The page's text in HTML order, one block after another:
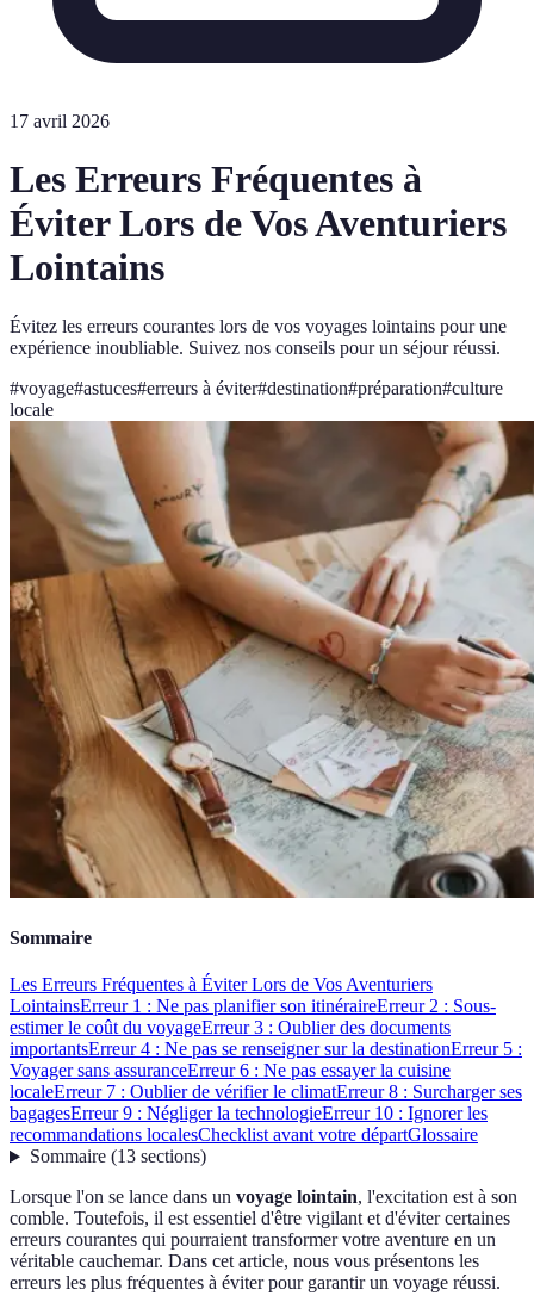
17 avril 2026
Les Erreurs Fréquentes à
Éviter Lors de Vos Aventuriers
Lointains
Évitez les erreurs courantes lors de vos voyages lointains pour une
expérience inoubliable. Suivez nos conseils pour un séjour réussi.
#voyage#astuces#erreurs à éviter#destination#préparation#culture
locale
Sommaire
Les Erreurs Fréquentes à Éviter Lors de Vos Aventuriers
LointainsErreur 1 : Ne pas planifier son itinéraireErreur 2 : Sous-
estimer le coût du voyageErreur 3 : Oublier des documents
importantsErreur 4 : Ne pas se renseigner sur la destinationErreur 5 :
Voyager sans assuranceErreur 6 : Ne pas essayer la cuisine
localeErreur 7 : Oublier de vérifier le climatErreur 8 : Surcharger ses
bagagesErreur 9 : Négliger la technologieErreur 10 : Ignorer les
recommandations localesChecklist avant votre départGlossaire
Sommaire(13 sections)
Lorsque l'on se lance dans un voyage lointain, l'excitation est à son
comble. Toutefois, il est essentiel d'être vigilant et d'éviter certaines
erreurs courantes qui pourraient transformer votre aventure en un
véritable cauchemar. Dans cet article, nous vous présentons les
erreurs les plus fréquentes à éviter pour garantir un voyage réussi.